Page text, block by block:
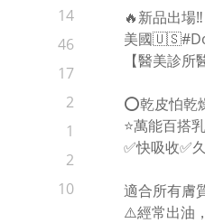
14
46
17
2
1
2
10
🔥新品出場‼️
美國
【醫美診所
⭕️乾皮怕乾
⭐️萬能百搭
✅快吸收✅
適合所有膚
⚠️經常出油